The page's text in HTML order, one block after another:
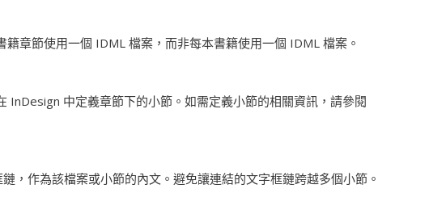
籍章節使用一個 IDML 檔案，而非每本書籍使用一個 IDML 檔案。
InDesign 中定義章節下的小節。如需定義小節的相關資訊，請參閱
，作為該檔案或小節的內文。避免讓連結的文字框鏈跨越多個小節。